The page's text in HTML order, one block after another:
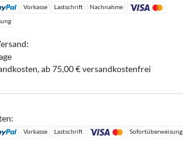
Vorkasse Lastschrift
Nachnahme
ab 75,00 € versandkostenfrei
Vorkasse Lastschrift Sofortüberweisung